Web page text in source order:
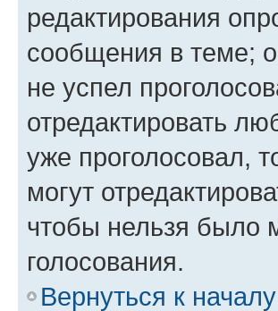
редактирования
сообщения в теме;
не успел
отредактировать
уже проголосовал,
могут
чтобы нельзя было
голосования.
Вернуться к началу